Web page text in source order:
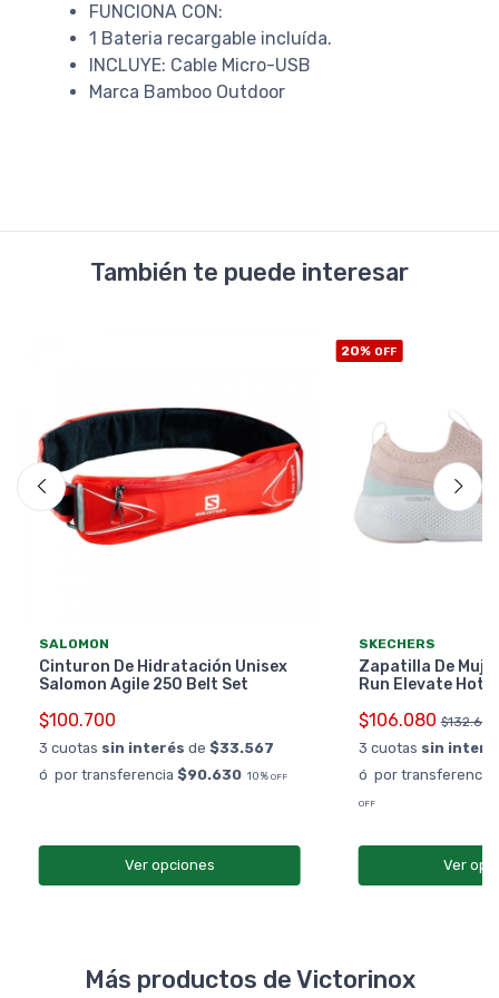
FUNCIONA CON:
1 Bateria recargable incluída.
INCLUYE: Cable Micro-USB
Marca Bamboo Outdoor
También te puede interesar
SALOMON
Cinturon De Hidratación Unisex
Salomon Agile 250 Belt Set
$100.700
3 cuotas sin interés de $33.567
ó por transferencia $90.630 10% OFF
Ver opciones
20% OFF
SKECHERS
Zapatilla De
Run Elevate Hot
$106.080 $132.600
3 cuotas sin
ó por transferencia
OFF
Ver
Más productos de Victorinox